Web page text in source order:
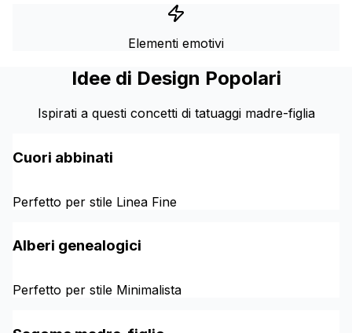
Elementi emotivi
Idee di Design Popolari
Ispirati a questi concetti di tatuaggi madre-figlia
Cuori abbinati
Perfetto per stile Linea Fine
Alberi genealogici
Perfetto per stile Minimalista